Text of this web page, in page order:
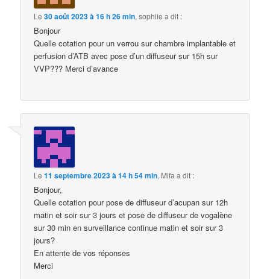
Le30 août 2023 à 16 h 26 min,sophiie a dit :
Bonjour
Quelle cotation pour un verrou sur chambre implantable et
perfusion d’ATB avec pose d’un diffuseur sur 15h sur
VVP??? Merci d’avance
Le11 septembre 2023 à 14 h 54 min, Mifa a dit :
Bonjour,
Quelle cotation pour pose de diffuseur d’acupan sur 12h
matin et soir sur 3 jours et pose de diffuseur de vogalène
sur 30 min en surveillance continue matin et soir sur 3
jours?
En attente de vos réponses
Merci